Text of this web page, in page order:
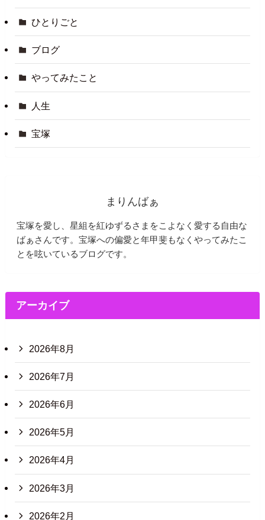
ひとりごと
ブログ
やってみたこと
人生
宝塚
まりんばぁ
宝塚を愛し、星組を紅ゆずるさまをこよなく愛する自由な
ばぁさんです。宝塚への偏愛と年甲斐もなくやってみたこ
とを呟いているブログです。
アーカイブ
2026年8月
2026年7月
2026年6月
2026年5月
2026年4月
2026年3月
2026年2月